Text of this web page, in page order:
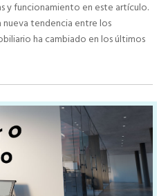
y funcionamiento en este artículo.
nueva tendencia entre los
ha cambiado en los últimos